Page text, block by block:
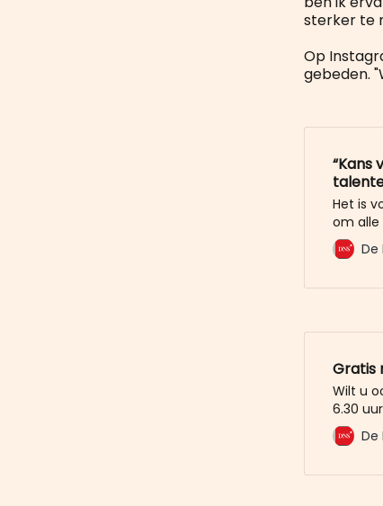
sterker te
Op
gebeden.
“Kans
Het is
om alle
met
kunnen
De
Gratis
Wilt u
6.30
De
De